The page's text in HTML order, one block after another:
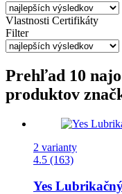
Vlastnosti Certifikáty
Filter
Prehľad 10
produktov
2 varianty
4.5 (163)
Yes